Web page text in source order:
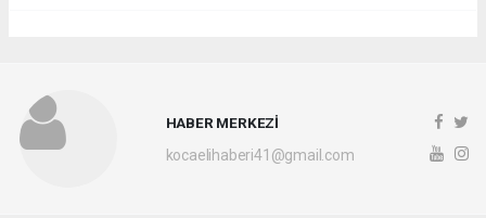
HABER MERKEZİ
kocaelihaberi41@gmail.com